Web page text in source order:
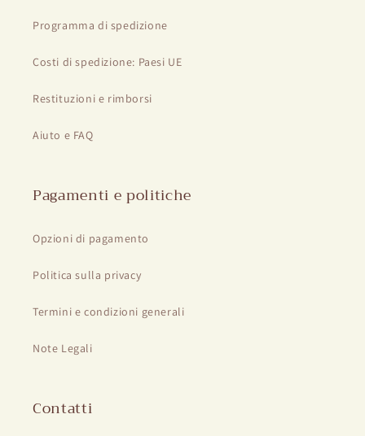
Programma di spedizione
Costi di spedizione: Paesi UE
Restituzioni e rimborsi
Aiuto e FAQ
Pagamenti e politiche
Opzioni di pagamento
Politica sulla privacy
Termini e condizioni generali
Note Legali
Contatti